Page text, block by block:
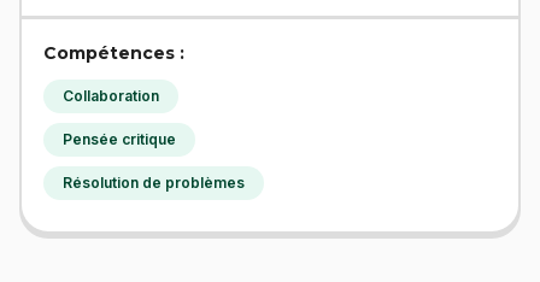
Compétences :
Collaboration
Pensée critique
Résolution de problèmes